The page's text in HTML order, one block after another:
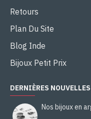
Retours
Plan Du Site
Blog Inde
Bijoux Petit Prix
DERNIÈRES NOUVELLES
Nos bijoux en